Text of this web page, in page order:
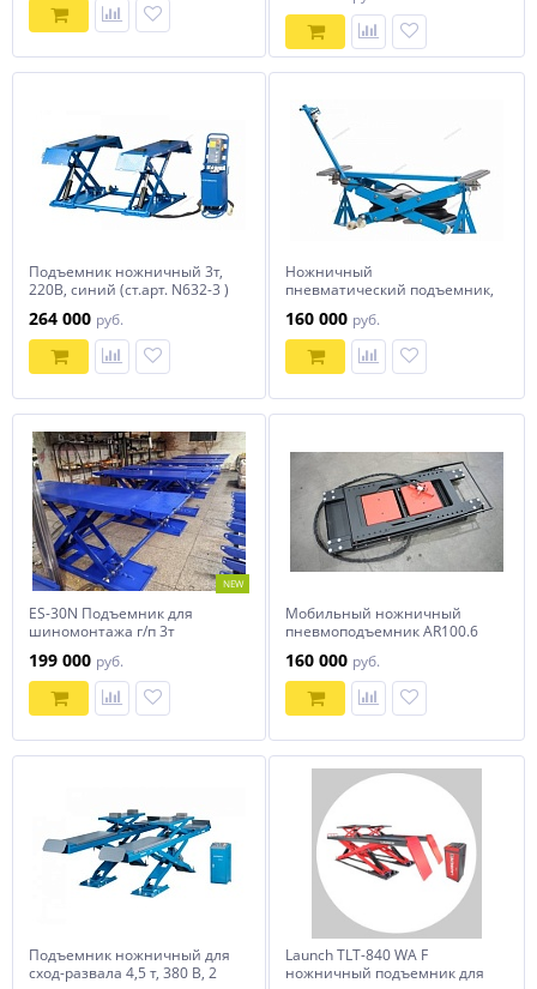
Подъемник ножничный 3т,
220В, синий (ст.арт. N632-3 )
264 000 руб.
Ножничный
пневматический подъемник,
160 000 руб.
NEW
ES-30N Подъемник для
шиномонтажа г/п 3т
199 000 руб.
Мобильный ножничный
пневмоподъемник AR100.6
160 000 руб.
Подъемник ножничный для
сход-развала 4,5 т, 380 В, 2
Launch TLT-840 WA F
ножничный подъемник для